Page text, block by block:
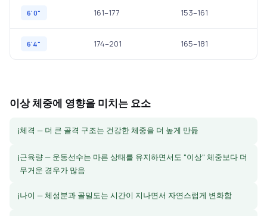
6'0" 161–177 153–161
6'4" 174–201 165–181
이상 체중에 영향을 미치는 요소
i체격 — 더 큰 골격 구조는 건강한 체중을 더 높게 만듦
i근육량 — 운동선수는 마른 상태를 유지하면서도 "이상" 체중보다 더
무거운 경우가 많음
i나이 — 체성분과 골밀도는 시간이 지나면서 자연스럽게 변화함